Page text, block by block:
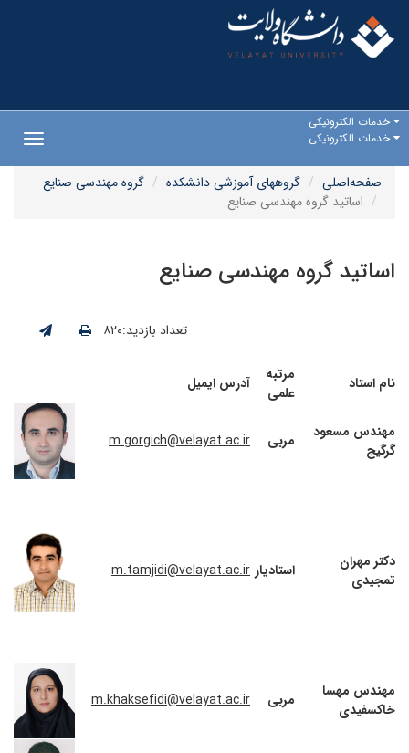
خدمات الکترونیکی
خدمات الکترونیکی
صفحه‌اصلی
گروههای آموزشی دانشکده
گروه مهندسی صنایع
اساتید گروه مهندسی صنایع
اساتید گروه مهندسی صنایع
تعداد بازدید:۸۲۰
نام استاد
مرتبه
علمی
آدرس ایمیل
مهندس مسعود
گرگیج
مربی m.gorgich@velayat.ac.ir
دکتر مهران
تمجیدی
استادیار m.tamjidi@velayat.ac.ir
مهندس مهسا
خاکسفیدی
مربی m.khaksefidi@velayat.ac.ir